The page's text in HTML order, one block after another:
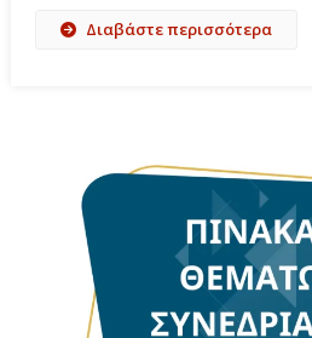
Διαβάστε περισσότερα